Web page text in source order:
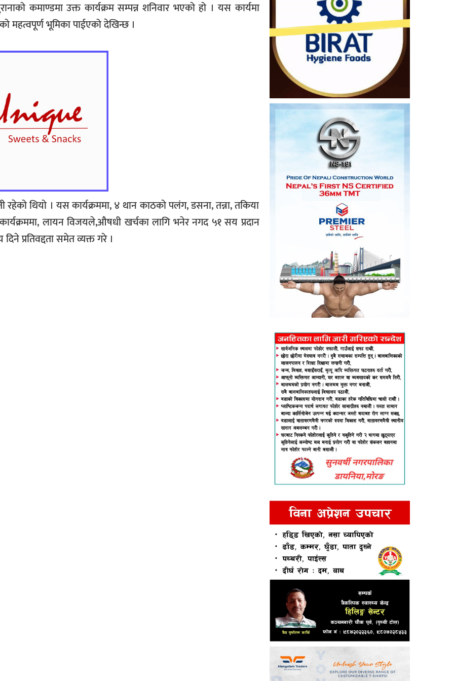
कमाण्डमा उक्त कार्यक्रम सम्पन्न शनिवार भएको हो । यस कार्यमा
महत्वपूर्ण भूमिका पाईएको देखिन्छ ।
थियो । यस कार्यक्रममा, ४ थान काठको पलंग, डसना, तन्ना, तकिया
लायन विजयले,औषधी खर्चका लागि भनेर नगद ५१ सय प्रदान
प्रतिवद्दता समेत व्यक्त गरे ।